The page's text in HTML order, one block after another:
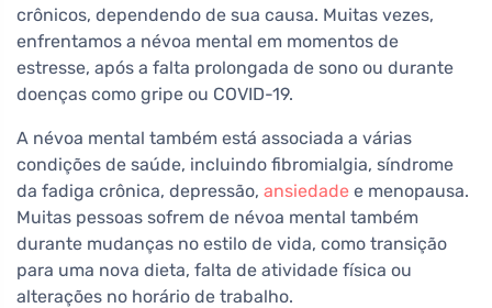
crônicos, dependendo de sua causa. Muitas vezes,
enfrentamos a névoa mental em momentos de
estresse, após a falta prolongada de sono ou durante
doenças como gripe ou COVID-19.
A névoa mental também está associada a várias
condições de saúde, incluindo fibromialgia, síndrome
da fadiga crônica, depressão, ansiedade e menopausa.
Muitas pessoas sofrem de névoa mental também
durante mudanças no estilo de vida, como transição
para uma nova dieta, falta de atividade física ou
alterações no horário de trabalho.